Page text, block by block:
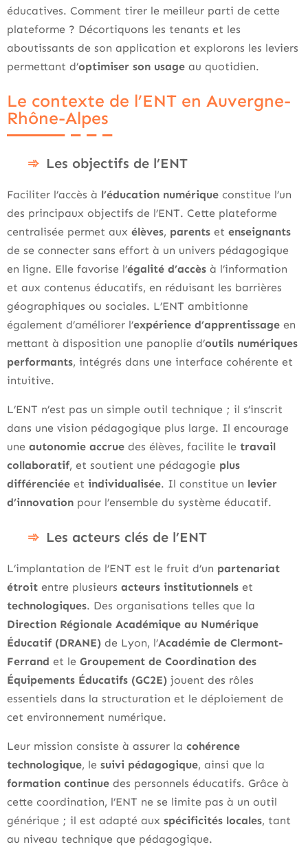
éducatives. Comment tirer le meilleur parti de cette
plateforme ? Décortiquons les tenants et les
aboutissants de son application et explorons les leviers
permettant d’optimiser son usage au quotidien.
Le contexte de l’ENT en Auvergne-
Rhône-Alpes
Les objectifs de l’ENT
Faciliter l’accès à l’éducation numérique constitue l’un
des principaux objectifs de l’ENT. Cette plateforme
centralisée permet aux élèves, parents et enseignants
de se connecter sans effort à un univers pédagogique
en ligne. Elle favorise l’égalité d’accès à l’information
et aux contenus éducatifs, en réduisant les barrières
géographiques ou sociales. L’ENT ambitionne
également d’améliorer l’expérience d’apprentissage en
mettant à disposition une panoplie d’outils numériques
performants, intégrés dans une interface cohérente et
intuitive.
L’ENT n’est pas un simple outil technique ; il s’inscrit
dans une vision pédagogique plus large. Il encourage
une autonomie accrue des élèves, facilite le travail
collaboratif, et soutient une pédagogie plus
différenciée et individualisée. Il constitue un levier
d’innovation pour l’ensemble du système éducatif.
Les acteurs clés de l’ENT
L’implantation de l’ENT est le fruit d’un partenariat
étroit entre plusieurs acteurs institutionnels et
technologiques. Des organisations telles que la
Direction Régionale Académique au Numérique
Éducatif (DRANE) de Lyon, l’Académie de Clermont-
Ferrand et le Groupement de Coordination des
Équipements Éducatifs (GC2E) jouent des rôles
essentiels dans la structuration et le déploiement de
cet environnement numérique.
Leur mission consiste à assurer la cohérence
technologique, le suivi pédagogique, ainsi que la
formation continue des personnels éducatifs. Grâce à
cette coordination, l’ENT ne se limite pas à un outil
générique ; il est adapté aux spécificités locales, tant
au niveau technique que pédagogique.